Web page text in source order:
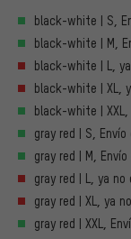
black-white | S,
black-white | M,
black-white | L,
black-white | XL,
black-white |
gray red | S,
gray red | M,
gray red | L, ya
gray red | XL, ya
gray red | XXL,